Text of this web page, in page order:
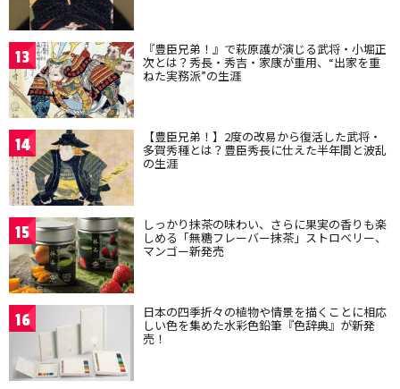
13 『豊臣兄弟！』で萩原護が演じる武将・小堀正
次とは？秀長・秀吉・家康が重用、“出家を重
ねた実務派”の生涯
14 【豊臣兄弟！】2度の改易から復活した武将・
多賀秀種とは？豊臣秀長に仕えた半年間と波乱
の生涯
15 しっかり抹茶の味わい、さらに果実の香りも楽
しめる「無糖フレーバー抹茶」ストロベリー、
マンゴー新発売
16 日本の四季折々の植物や情景を描くことに相応
しい色を集めた水彩色鉛筆『色辞典』が新発
売！